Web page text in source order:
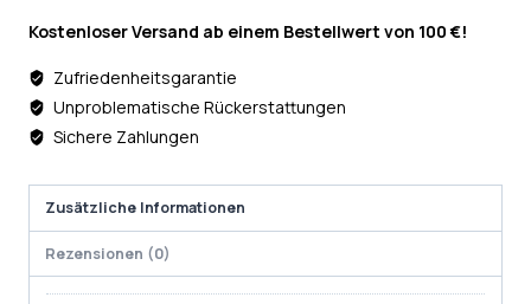
Kostenloser Versand ab einem Bestellwert von 100 €!
Zufriedenheitsgarantie
Unproblematische Rückerstattungen
Sichere Zahlungen
Zusätzliche Informationen
Rezensionen (0)